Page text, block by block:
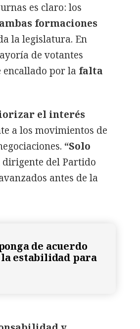
es claro: los
formaciones
la legislatura. En
de votantes
encallado por la falta
el interés
a los movimientos de
“Solo
dirigente del Partido
antes de la
de acuerdo
estabilidad para